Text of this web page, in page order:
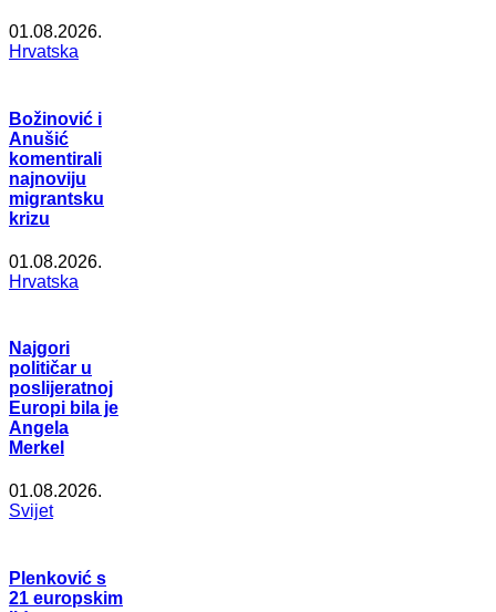
01.08.2026.
Hrvatska
Božinović i
Anušić
komentirali
najnoviju
migrantsku
krizu
01.08.2026.
Hrvatska
Najgori
političar u
poslijeratnoj
Europi bila je
Angela
Merkel
01.08.2026.
Svijet
Plenković s
21 europskim